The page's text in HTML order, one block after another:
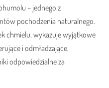
– jednego z
pochodzenia naturalnego.
chmielu, wykazuje wyjątkowe
i odmładzające,
odpowiedzialne za